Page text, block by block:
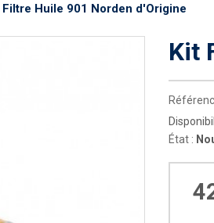
Filtre Huile 901 Norden d'Origine
Kit
État :